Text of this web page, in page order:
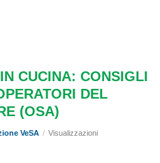
CUCINA: CONSIGLI
DEL
(OSA)
VeSA / Visualizzazioni